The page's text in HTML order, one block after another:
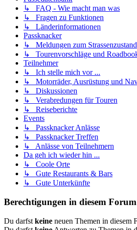
↳ FAQ - Wie macht man was
↳ Fragen zu Funktionen
↳ Länderinformationen
Passknacker
↳ Meldungen zum Strassenzustand
↳ Tourenvorschläge und
Teilnehmer
↳ Ich stelle mich vor ...
↳ Motorräder, Ausrüstung und
↳ Diskussionen
↳ Verabredungen für Touren
↳ Reiseberichte
Events
↳ Passknacker Anlässe
↳ Passknacker Treffen
↳ Anlässe von Teilnehmern
Da geh ich wieder hin ...
↳ Coole Orte
↳ Gute Restaurants & Bars
↳ Gute Unterkünfte
Berechtigungen in diesem Forum
Du darfst keine neuen Themen in diesem